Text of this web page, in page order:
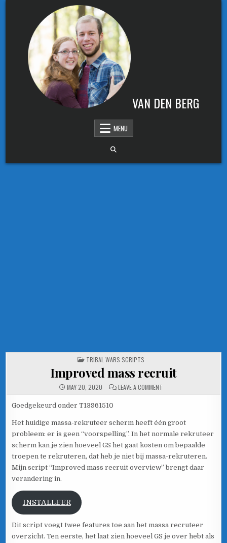
VAN DEN BERG
MENU
POSTED IN
TRIBAL WARS SCRIPTS
Improved mass recruit
MAY 20, 2020 LEAVE A COMMENT
Goedgekeurd onder T13961510
Het huidige massa-rekruteer scherm heeft één groot
probleem: er is geen “voorspelling”. In het normale rekruteer
scherm kan je zien hoeveel GS het gaat kosten om bepaalde
troepen te rekruteren, dat heb je niet bij massa-rekruteren.
Mijn script “Improved mass recruit overview” brengt daar
verandering in.
INSTALLEER
Dit script voegt twee features toe aan het massa recruteer
overzicht. Ten eerste, het laat zien hoeveel GS je over hebt als